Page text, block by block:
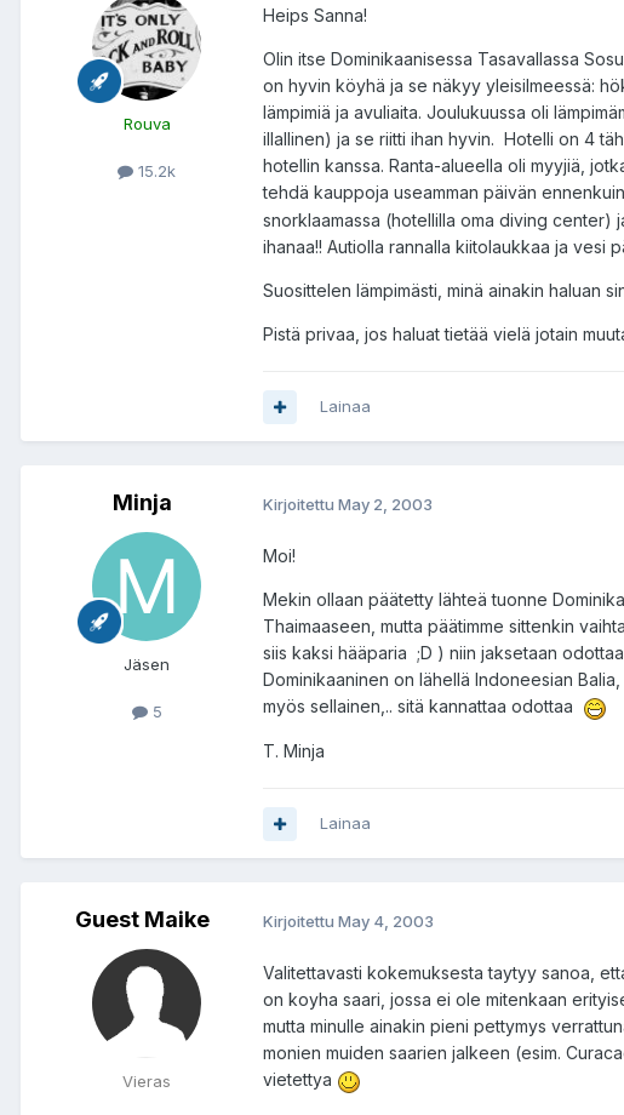
Rouva
15.2k
Heips Sanna!
Olin itse Dominikaanisessa Tasavallassa
on hyvin köyhä ja se näkyy yleisilmeessä:
lämpimiä ja avuliaita. Joulukuussa oli
illallinen) ja se riitti ihan hyvin. Hotelli on 4
hotellin kanssa. Ranta-alueella oli myyjiä,
tehdä kauppoja useamman päivän
snorklaamassa (hotellilla oma diving center)
ihanaa!! Autiolla rannalla kiitolaukkaa ja vesi
Suosittelen lämpimästi, minä ainakin haluan
Pistä privaa, jos haluat tietää vielä jotain
Lainaa
Minja
Jäsen
5
Kirjoitettu May 2, 2003
Moi!
Mekin ollaan päätetty lähteä tuonne
Thaimaaseen, mutta päätimme sittenkin
siis kaksi hääparia ;D ) niin jaksetaan
Dominikaaninen on lähellä Indoneesian
myös sellainen,.. sitä kannattaa odottaa
T. Minja
Lainaa
Guest Maike
Vieras
Kirjoitettu May 4, 2003
Valitettavasti kokemuksesta taytyy sanoa,
on koyha saari, jossa ei ole mitenkaan
mutta minulle ainakin pieni pettymys
monien muiden saarien jalkeen (esim.
vietettya